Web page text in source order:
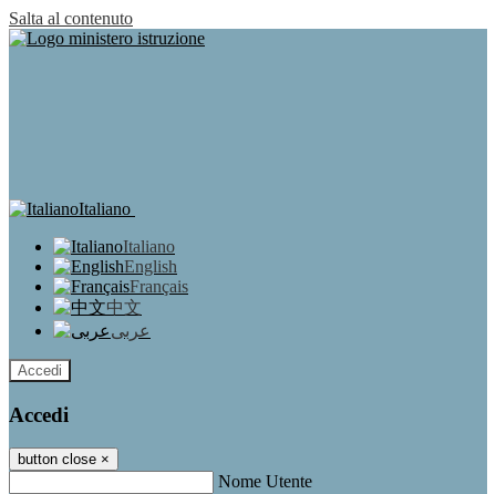
Salta al contenuto
Italiano
Italiano
English
Français
中文
عربى
Accedi
Accedi
button close ×
Nome Utente